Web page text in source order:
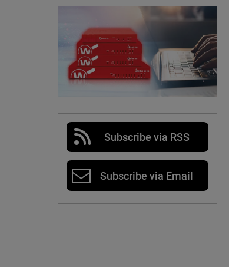
Subscribe via RSS
Subscribe via Email